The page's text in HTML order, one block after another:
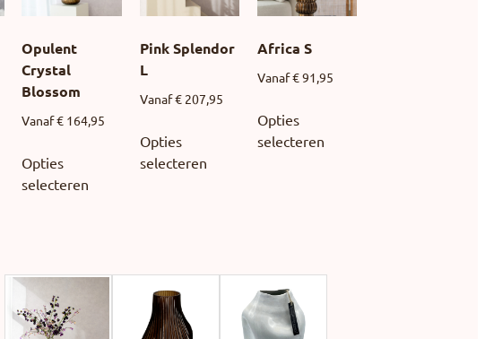
Opulent
Crystal
Blossom
Vanaf€ 164,95
Opties
selecteren
Pink Splendor
L
Vanaf€207,95
Opties
selecteren
Africa S
Vanaf€91,95
Opties
selecteren